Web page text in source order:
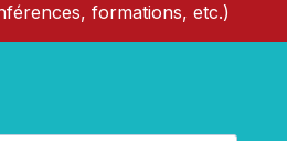
formations, etc.)